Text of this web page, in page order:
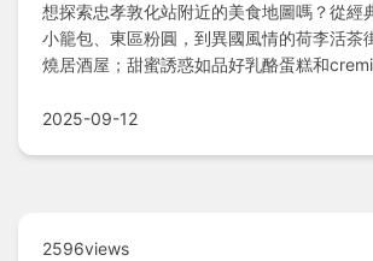
想探索忠孝敦化站附近的美食地圖嗎？從經
小籠包、東區粉圓，到異國風情的荷李活茶
燒居酒屋；甜蜜誘惑如品好乳酪蛋糕和
人包涵蓋分類推薦、實用資訊與個人私房小
2025-09-12
2596views